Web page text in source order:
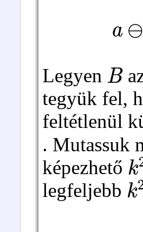
a
Legyen B
tegyük fel,
feltétlenül
. Mutassuk
képezhető k
legfeljebb k